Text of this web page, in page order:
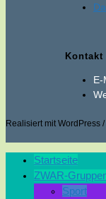
Kontakt
E-
Realisiert mit WordPress
Startseite
ZWAR-
Sport